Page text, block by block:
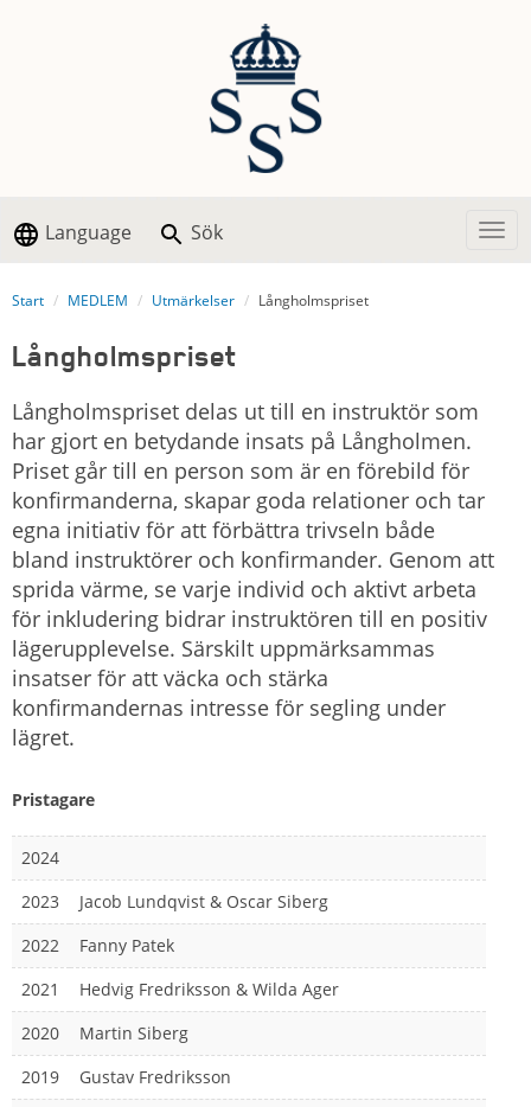
Language Sök
Start MEDLEM Utmärkelser Långholmspriset
Långholmspriset
Långholmspriset delas ut till en instruktör som
har gjort en betydande insats på Långholmen.
Priset går till en person som är en förebild för
konfirmanderna, skapar goda relationer och tar
egna initiativ för att förbättra trivseln både
bland instruktörer och konfirmander. Genom att
sprida värme, se varje individ och aktivt arbeta
för inkludering bidrar instruktören till en positiv
lägerupplevelse. Särskilt uppmärksammas
insatser för att väcka och stärka
konfirmandernas intresse för segling under
lägret.
Pristagare
2024
2023
Jacob Lundqvist & Oscar Siberg
2022
Fanny Patek
2021
Hedvig Fredriksson & Wilda Ager
2020
Martin Siberg
2019
Gustav Fredriksson